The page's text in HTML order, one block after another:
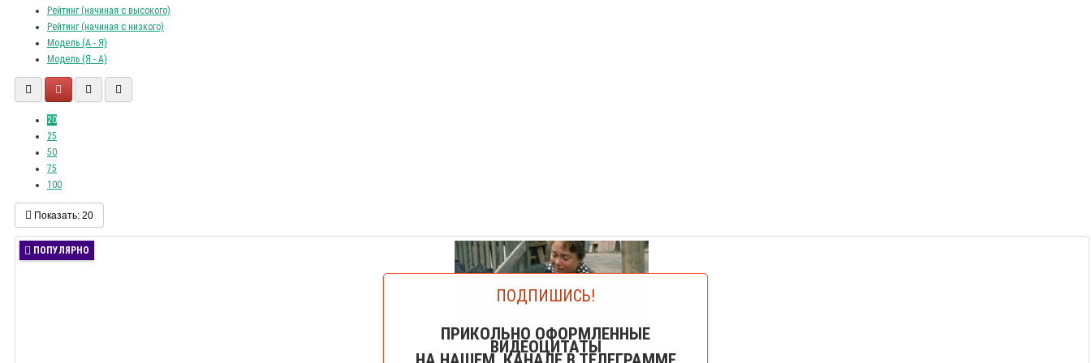
Рейтинг (начиная с высокого)
Рейтинг (начиная с низкого)
Модель (А - Я)
Модель (Я - А)
20
25
50
75
100
Показать: 20
ПОПУЛЯРНО
ПОДПИШИСЬ!
ПРИКОЛЬНО ОФОРМЛЕННЫЕ
ВИДЕОЦИТАТЫ